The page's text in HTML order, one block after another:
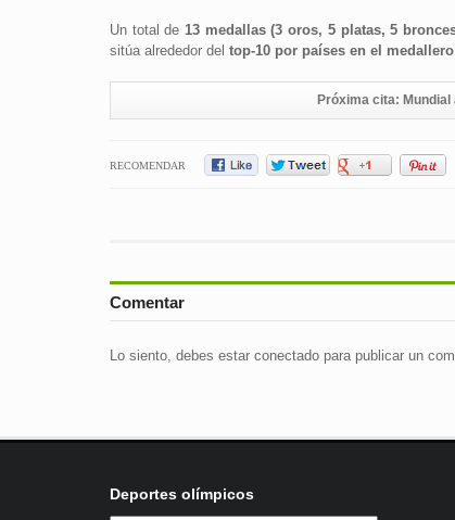
Un total de 13 medallas (3 oros, 5 platas, 5
sitúa alrededor del top-10 por países en el
Próxima cita:
RECOMENDAR
Comentar
Lo siento, debes estar conectadopara publicar un
Deportes olímpicos